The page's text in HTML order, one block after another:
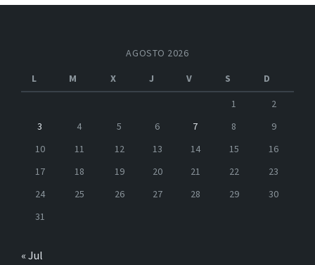
AGOSTO 2026
L
M X J V S
D
1
2
3
4 5 6 7 8
9
10
11 12 13 14 15
16
17
18 19 20 21 22
23
24
25 26 27 28 29
30
31
« Jul